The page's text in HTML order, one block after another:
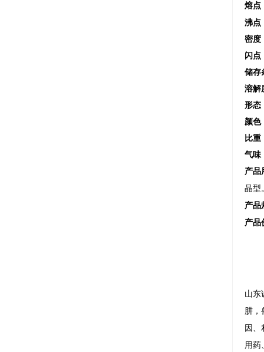
熔点
沸点
密度
闪点
储存
溶解
形态
颜色
比重
气味
产品
晶型
产品
产品
山东
肼，
因、
用药